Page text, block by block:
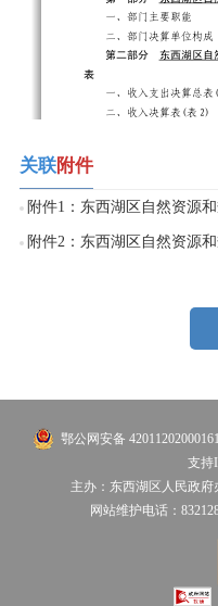
关联附件
鄂公网安备 42011202000161
支持
主办：东西湖区人民政府
网站维护电话：